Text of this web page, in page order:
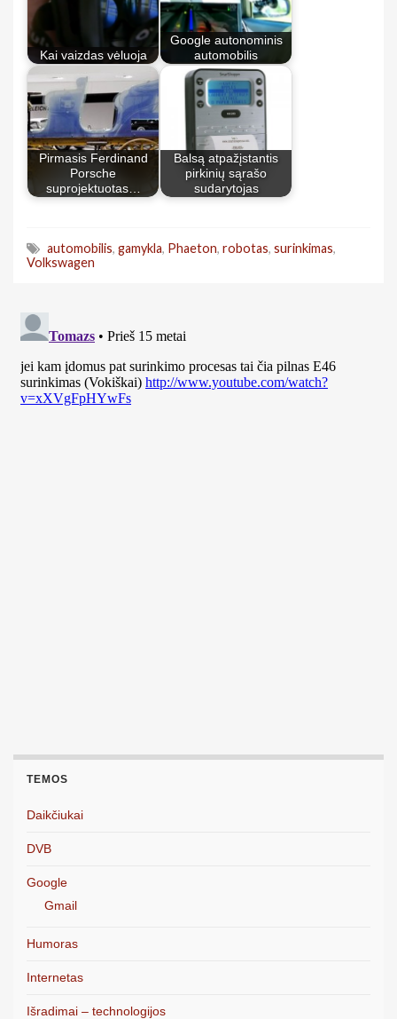
Kai vaizdas vėluoja
Google autonominis
automobilis
Pirmasis Ferdinand
Porsche
suprojektuotas…
Balsą atpažįstantis
pirkinių sąrašo
sudarytojas
automobilis, gamykla, Phaeton, robotas, surinkimas,
Volkswagen
TEMOS
Daikčiukai
DVB
Google
Gmail
Humoras
Internetas
Išradimai – technologijos